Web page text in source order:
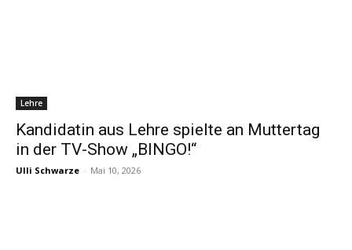
Lehre
Kandidatin aus Lehre spielte an Muttertag
in der TV-Show „BINGO!“
Ulli Schwarze - Mai 10, 2026